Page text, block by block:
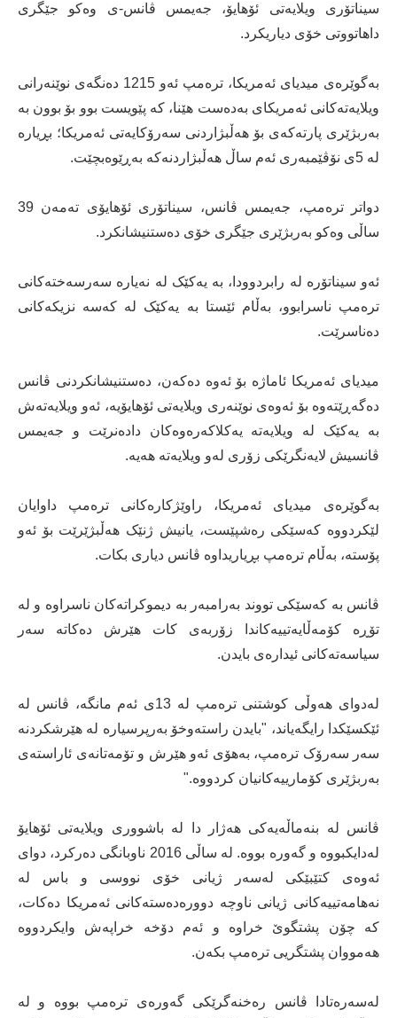
سیناتۆری ویلایەتی ئۆهایۆ، جەیمس ڤانس-ی وەکو جێگری
داهاتووتی خۆی دیاریکرد.
بەگوێرەی میدیای ئەمریکا، ترەمپ ئەو 1215 دەنگەی نوێنەرانی
ویلایەتەکانی ئەمریکای بەدەست هێنا، کە پێویست بوو بۆ بوون بە
بەربژێری پارتەکەی بۆ هەڵبژاردنی سەرۆکایەتی ئەمریکا؛ بڕیارە
لە 5ی نۆڤێمبەری ئەم ساڵ هەڵبژاردنەکە بەڕێوەبچێت.
دواتر ترەمپ، جەیمس ڤانس، سیناتۆری ئۆهایۆی تەمەن 39
ساڵی وەکو بەربژێری جێگری خۆی دەستنیشانکرد.
ئەو سیناتۆرە لە رابردوودا، بە یەکێک لە نەیارە سەرسەختەکانی
ترەمپ ناسرابوو، بەڵام ئێستا بە یەکێک لە کەسە نزیکەکانی
دەناسرێت.
میدیای ئەمریکا ئاماژە بۆ ئەوە دەکەن، دەستنیشانکردنی ڤانس
دەگەڕێتەوە بۆ ئەوەی نوێنەری ویلایەتی ئۆهایۆیە، ئەو ویلایەتەش
بە یەكێک لە ویلایەتە یەکلاکەرەوەکان دادەنرێت و جەیمس
ڤانسیش لایەنگرێکی زۆری لەو ویلایەتە هەیە.
بەگوێرەی میدیای ئەمریکا، راوێژکارەکانی ترەمپ داوایان
لێکردووە کەسێکی رەشپێست، یانیش ژنێک هەڵبژێرێت بۆ ئەو
پۆستە، بەڵام ترەمپ بڕیاریداوە ڤانس دیاری بکات.
ڤانس بە کەسێکی تووند بەرامبەر بە دیموکراتەکان ناسراوە و لە
تۆڕە کۆمەڵایەتییەکاندا زۆربەی کات هێرش دەکاتە سەر
سیاسەتەکانی ئیدارەی بایدن.
لەدوای هەوڵی کوشتنی ترەمپ لە 13ی ئەم مانگە، ڤانس لە
ئێکسێکدا رایگەیاند، "بایدن راستەوخۆ بەرپرسیارە لە هێرشکردنە
سەر سەرۆک ترەمپ، بەهۆی ئەو ‌هێرش و تۆمەتانەی ئاراستەی
بەربژێری کۆمارییەکانیان کردووە."
ڤانس لە بنەماڵەیەکی هەژار دا لە باشووری ویلایەتی ئۆهایۆ
لەدایکبووە و گەورە بووە. لە ساڵی 2016 ناوبانگی دەرکرد، دوای
ئەوەی کتێبێکی لەسەر ژیانی خۆی نووسی و باس لە
نەهامەتییەکانی ژیانی ناوچە دوورەدەستەکانی ئەمریکا دەکات،
کە چۆن پشتگوێ خراوە و ئەم دۆخە خراپەش وایکردووە
هەمووان پشتگریی ترەمپ بکەن.
لەسەرەتادا ڤانس رەخنەگرێکی گەورەی ترەمپ بووە و لە